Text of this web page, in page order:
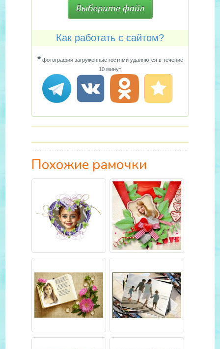
Как работать с сайтом?
*фотографии загруженные гостями удаляются в течение
10 минут
Похожие рамочки